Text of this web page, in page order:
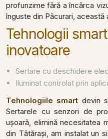
profunzime fără a încărca
înguste din Păcurari, această
Tehnologii
inovatoare
Sertare cu deschidere
Iluminat controlat prin
Tehnologiile smart devin
Sertarele cu senzori de
ușoară, elimină necesitatea
din Tătărași, am instalat un